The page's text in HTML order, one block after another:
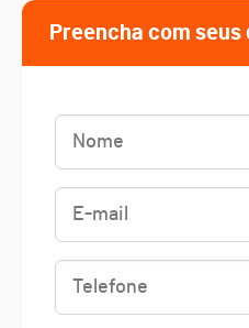
Preencha com